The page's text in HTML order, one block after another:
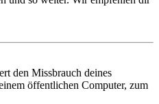
den Missbrauch deines
öffentlichen Computer, zum